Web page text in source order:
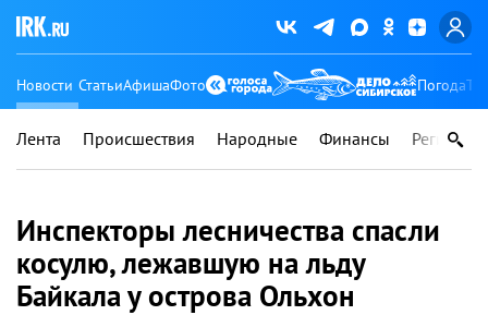
Новости СтатьиАфишаФото Погода
Лента Происшествия Народные Финансы Регионы
Инспекторы лесничества спасли
косулю, лежавшую на льду
Байкала у острова Ольхон